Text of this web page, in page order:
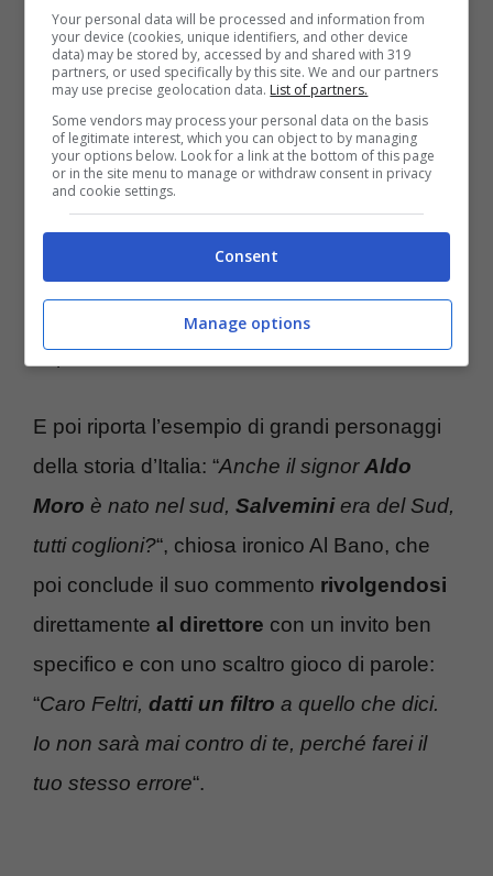
Al Bano ha sottolineato come, da uomo del
Sud, sia stato capace di cambiare molte pelli,
vivendo anche in altre città, come Milano nel
nord Italia; “ma il rispetto, e sottolineo il
rispetto -dice all’agenzia- che si deve avere
per l’essere umano, deve essere totale“. Per
il cantante pugliese è assurdo dover stare lì
con il compasso ancora a tracciare la linea di
separazione tra Nord e Sud del Paese.
E poi riporta l’esempio di grandi personaggi
della storia d’Italia: “Anche il signorAldo
Moro è nato nel sud, Salveminiera del Sud,
tutti coglioni?“, chiosa ironico Al Bano, che
poi conclude il suo commento rivolgendosi
direttamente al direttore con un invito ben
specifico e con uno scaltro gioco di parole:
“Caro Feltri, datti un filtro a quello che dici.
Io non sarà mai contro di te, perché farei il
tuo stesso errore“.
Your personal data will be processed and information from
your device (cookies, unique identifiers, and other device
data) may be stored by, accessed by and shared with 319
partners, or used specifically by this site. We and our partners
may use precise geolocation data. List of partners.
Some vendors may process your personal data on the basis
of legitimate interest, which you can object to by managing
your options below. Look for a link at the bottom of this page
or in the site menu to manage or withdraw consent in privacy
and cookie settings.
Consent
Manage options